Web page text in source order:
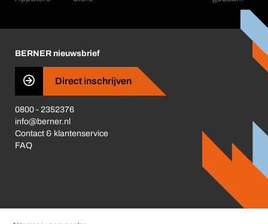
BERNER nieuwsbrief
Direct inschrijven
0800 - 2352376
info@berner.nl
Contact & klantenservice
FAQ